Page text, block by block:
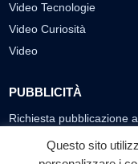
Video Tecnologie
Video Curiosità
Video
PUBBLICITÀ
Richiesta pubblicazione
SEGUICI SUI SOCIAL
Questo sito